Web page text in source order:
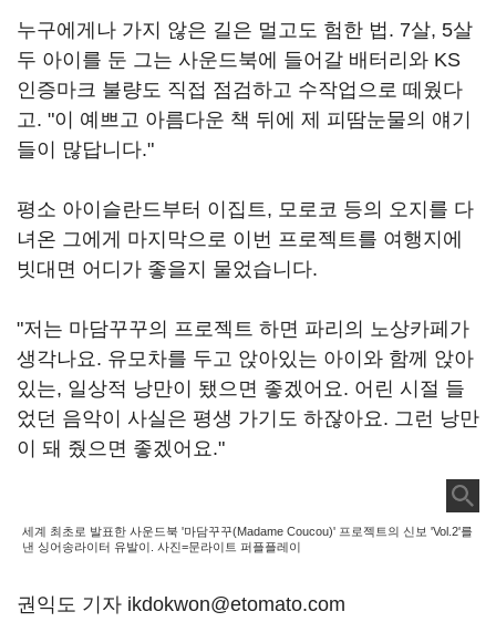
누구에게나 가지 않은 길은 멀고도 험한 법. 7살, 5살
두 아이를 둔 그는 사운드북에 들어갈 배터리와 KS
인증마크 불량도 직접 점검하고 수작업으로 떼웠다
고. "이 예쁘고 아름다운 책 뒤에 제 피땀눈물의 얘기
들이 많답니다."
평소 아이슬란드부터 이집트, 모로코 등의 오지를 다
녀온 그에게 마지막으로 이번 프로젝트를 여행지에
빗대면 어디가 좋을지 물었습니다.
"저는 마담꾸꾸의 프로젝트 하면 파리의 노상카페가
생각나요. 유모차를 두고 앉아있는 아이와 함께 앉아
있는, 일상적 낭만이 됐으면 좋겠어요. 어린 시절 들
었던 음악이 사실은 평생 가기도 하잖아요. 그런 낭만
이 돼 줬으면 좋겠어요."
세계 최초로 발표한 사운드북 '마담꾸꾸(Madame Coucou)' 프로젝트의 신보 'Vol.2'를
낸 싱어송라이터 유발이. 사진=문라이트 퍼플플레이
권익도 기자 ikdokwon@etomato.com